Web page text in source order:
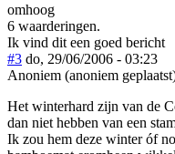
omhoog
6 waarderingen.
Ik vind dit een goed bericht
#3 do, 29/06/2006 - 03:23
Anoniem (anoniem
Het winterhard zijn van de
dan niet hebben van een
Ik zou hem deze winter óf